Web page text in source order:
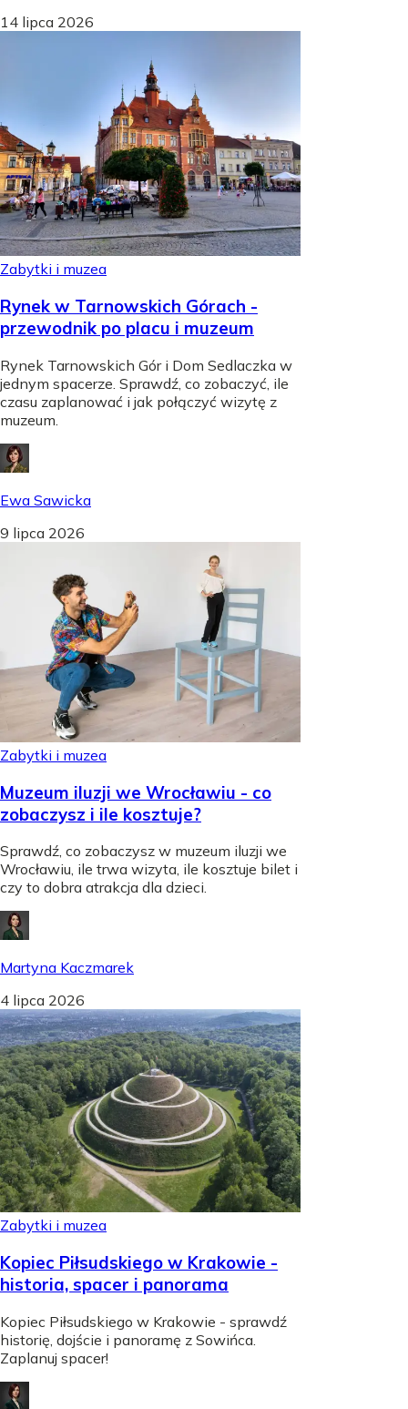
14 lipca 2026
Zabytki i muzea
Rynek w Tarnowskich Górach -
przewodnik po placu i muzeum
Rynek Tarnowskich Gór i Dom Sedlaczka w
jednym spacerze. Sprawdź, co zobaczyć, ile
czasu zaplanować i jak połączyć wizytę z
muzeum.
Ewa Sawicka
9 lipca 2026
Zabytki i muzea
Muzeum iluzji we Wrocławiu - co
zobaczysz i ile kosztuje?
Sprawdź, co zobaczysz w muzeum iluzji we
Wrocławiu, ile trwa wizyta, ile kosztuje bilet i
czy to dobra atrakcja dla dzieci.
Martyna Kaczmarek
4 lipca 2026
Zabytki i muzea
Kopiec Piłsudskiego w Krakowie -
historia, spacer i panorama
Kopiec Piłsudskiego w Krakowie - sprawdź
historię, dojście i panoramę z Sowińca.
Zaplanuj spacer!